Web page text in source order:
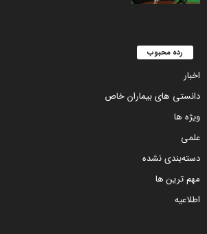
رده محبوب
اخبار
دانستی های بیماران خاص
ویژه ها
علمی
دسته‌بندی نشده
مهم ترین ها
اطلاعیه